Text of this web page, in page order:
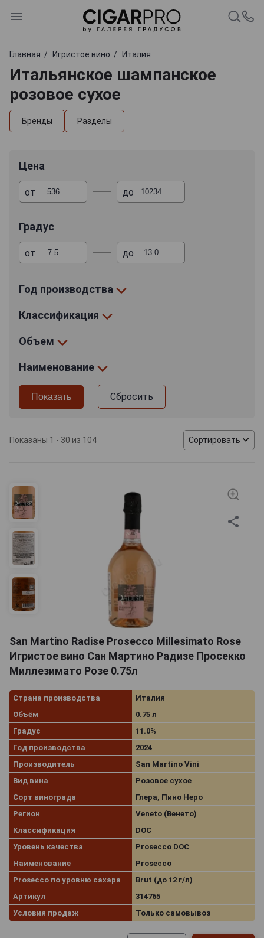
Главная Игристое вино Италия
Итальянское шампанское
розовое сухое
Бренды Разделы
Цена
от до
Градус
от до
Год производства
Классификация
Объем
Наименование
Сбросить
Показаны 1 - 30 из 104 Сортировать
San Martino Radise Prosecco Millesimato Rose
Игристое вино Сан Мартино Радизе Просекко
Миллезимато Розе 0.75л
Страна производства
Италия
Объём
0.75 л
Градус
11.0%
Год производства
2024
Производитель
San Martino Vini
Вид вина
Розовое сухое
Сорт винограда
Глера, Пино Неро
Регион
Veneto (Венето)
Классификация
DOC
Уровень качества
Prosecco DOC
Наименование
Prosecco
Prosecco по уровню сахара
Brut (до 12 г/л)
Артикул
314765
Условия продаж
Только самовывоз